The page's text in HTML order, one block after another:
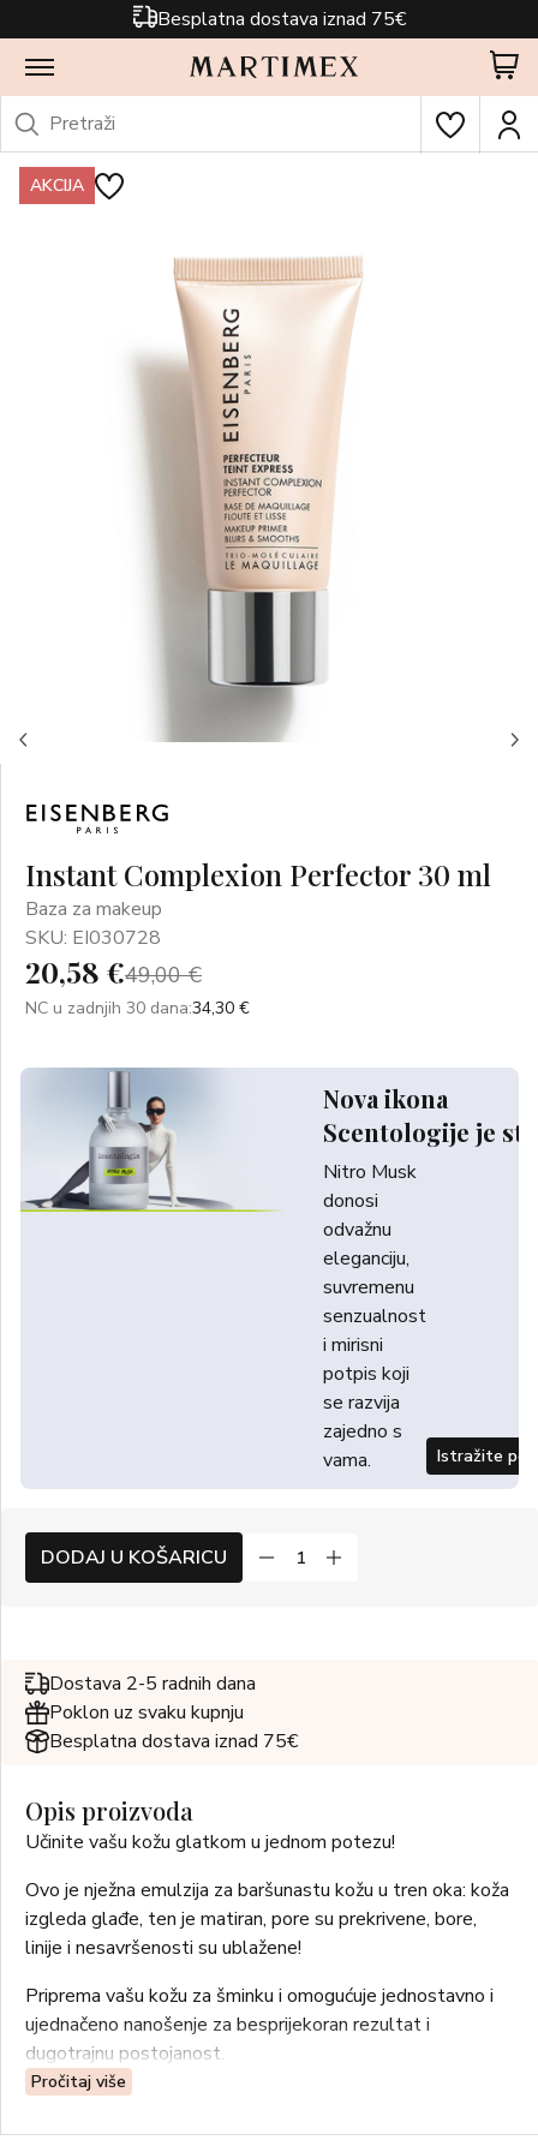
Besplatna dostava iznad 75€
AKCIJA
Instant Complexion Perfector 30 ml
Baza za makeup
SKU: EI030728
20,58 €49,00 €
NC u zadnjih 30 dana:34,30 €
Nova ikona
Scentologije je
Nitro Musk
donosi
odvažnu
eleganciju,
suvremenu
senzualnost
i mirisni
potpis koji
se razvija
zajedno s
vama.
Istražite
DODAJ U KOŠARICU
Dostava 2-5 radnih dana
Poklon uz svaku kupnju
Besplatna dostava iznad 75€
Opis proizvoda
Učinite vašu kožu glatkom u jednom potezu!
Ovo je nježna emulzija za baršunastu kožu u tren oka: koža
izgleda glađe, ten je matiran, pore su prekrivene, bore,
linije i nesavršenosti su ublažene!
Priprema vašu kožu za šminku i omogućuje jednostavno i
ujednačeno nanošenje za besprijekoran rezultat i
dugotrajnu postojanost.
Njegujuća, obnavljajuća svojstva protiv starenja arganovog
ulja ujedinjena su s tršljom za mat učinak i s korisnim
Pročitaj više